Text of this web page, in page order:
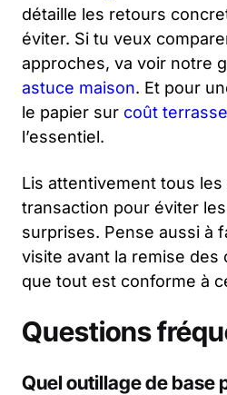
détaille les retours
éviter. Si tu veux
approches, va voir notre
astuce maison. Et pour
le papier sur coût
l’essentiel.
Lis attentivement tous
transaction pour éviter
surprises. Pense aussi à
visite avant la remise
que tout est conforme à
Questions
Quel outillage de base